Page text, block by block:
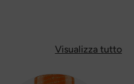
Visualizza tutto